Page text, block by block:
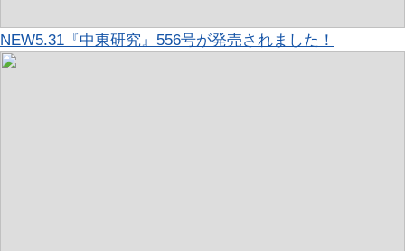
NEW5.31『中東研究』556号が発売されました！